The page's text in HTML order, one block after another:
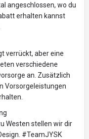
angeschlossen, wo du
erhalten kannst
verrückt, aber eine
verschiedene
an. Zusätzlich
Vorsorgeleistungen
Westen stellen wir dir
#TeamJYSK